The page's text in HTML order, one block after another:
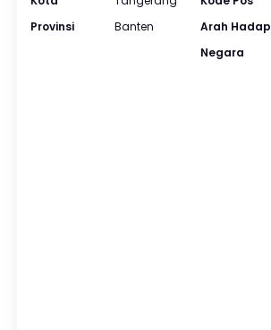
Provinsi
Banten
Arah Hadap
Negara